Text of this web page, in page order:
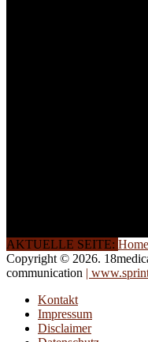
AKTUELLE SEITE: Home
Copyright © 2026.
communication |
Kontakt
Impressum
Disclaimer